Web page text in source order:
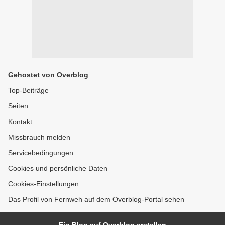
Gehostet von Overblog
Top-Beiträge
Seiten
Kontakt
Missbrauch melden
Servicebedingungen
Cookies und persönliche Daten
Cookies-Einstellungen
Das Profil von Fernweh auf dem Overblog-Portal sehen